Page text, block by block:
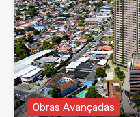
Obras Avançadas